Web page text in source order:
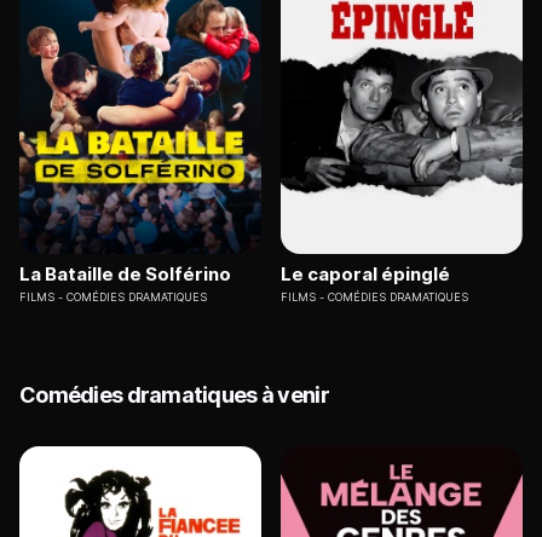
La Bataille de Solférino
FILMS COMÉDIES DRAMATIQUES
Le caporal épinglé
FILMS COMÉDIES DRAMATIQUES
Comédies dramatiques à venir